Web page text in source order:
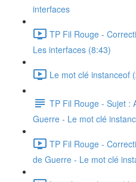
interfaces
TP Fil Rouge -
Les interfaces (8:43)
Le mot clé instanceof
TP Fil Rouge - Sujet :
Guerre - Le mot clé
TP Fil Rouge -
de Guerre - Le mot clé